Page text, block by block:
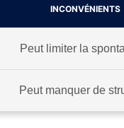
INCONVÉNIENTS
Peut limiter la
Peut manquer de